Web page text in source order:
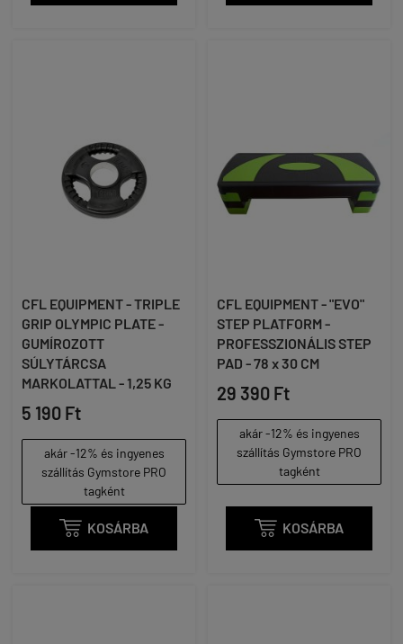
CFL EQUIPMENT - TRIPLE
GRIP OLYMPIC PLATE -
GUMÍROZOTT
SÚLYTÁRCSA
MARKOLATTAL - 1,25 KG
5 190 Ft
akár -12% és ingyenes
szállítás Gymstore PRO
tagként
 KOSÁRBA
CFL EQUIPMENT - "EVO"
STEP PLATFORM -
PROFESSZIONÁLIS STEP
PAD - 78 x 30 CM
29 390 Ft
akár -12% és ingyenes
szállítás Gymstore PRO
tagként
 KOSÁRBA